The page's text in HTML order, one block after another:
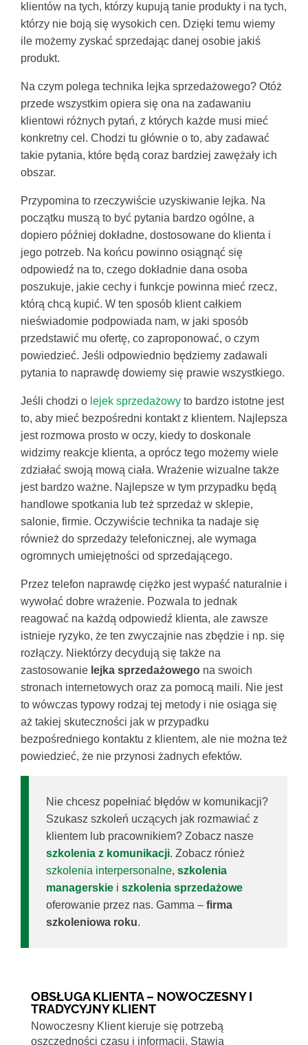
klientów na tych, którzy kupują tanie produkty i na tych,
którzy nie boją się wysokich cen. Dzięki temu wiemy
ile możemy zyskać sprzedając danej osobie jakiś
produkt.
Na czym polega technika lejka sprzedażowego? Otóż
przede wszystkim opiera się ona na zadawaniu
klientowi różnych pytań, z których każde musi mieć
konkretny cel. Chodzi tu głównie o to, aby zadawać
takie pytania, które będą coraz bardziej zawężały ich
obszar.
Przypomina to rzeczywiście uzyskiwanie lejka. Na
początku muszą to być pytania bardzo ogólne, a
dopiero później dokładne, dostosowane do klienta i
jego potrzeb. Na końcu powinno osiągnąć się
odpowiedź na to, czego dokładnie dana osoba
poszukuje, jakie cechy i funkcje powinna mieć rzecz,
którą chcą kupić. W ten sposób klient całkiem
nieświadomie podpowiada nam, w jaki sposób
przedstawić mu ofertę, co zaproponować, o czym
powiedzieć. Jeśli odpowiednio będziemy zadawali
pytania to naprawdę dowiemy się prawie wszystkiego.
Jeśli chodzi o lejek sprzedażowy to bardzo istotne jest
to, aby mieć bezpośredni kontakt z klientem. Najlepsza
jest rozmowa prosto w oczy, kiedy to doskonale
widzimy reakcje klienta, a oprócz tego możemy wiele
zdziałać swoją mową ciała. Wrażenie wizualne także
jest bardzo ważne. Najlepsze w tym przypadku będą
handlowe spotkania lub też sprzedaż w sklepie,
salonie, firmie. Oczywiście technika ta nadaje się
również do sprzedaży telefonicznej, ale wymaga
ogromnych umiejętności od sprzedającego.
Przez telefon naprawdę ciężko jest wypaść naturalnie i
wywołać dobre wrażenie. Pozwala to jednak
reagować na każdą odpowiedź klienta, ale zawsze
istnieje ryzyko, że ten zwyczajnie nas zbędzie i np. się
rozłączy. Niektórzy decydują się także na
zastosowanie lejka sprzedażowego na swoich
stronach internetowych oraz za pomocą maili. Nie jest
to wówczas typowy rodzaj tej metody i nie osiąga się
aż takiej skuteczności jak w przypadku
bezpośredniego kontaktu z klientem, ale nie można też
powiedzieć, że nie przynosi żadnych efektów.
Nie chcesz popełniać błędów w komunikacji?
Szukasz szkoleń uczących jak rozmawiać z
klientem lub pracownikiem? Zobacz nasze
szkolenia z komunikacji. Zobacz rónież
szkolenia interpersonalne, szkolenia
managerskie i szkolenia sprzedażowe
oferowanie przez nas. Gamma – firma
szkoleniowa roku.
OBSŁUGA KLIENTA – NOWOCZESNY I
TRADYCYJNY KLIENT
Nowoczesny Klient kieruje się potrzebą
oszczędności czasu i informacji. Stawia